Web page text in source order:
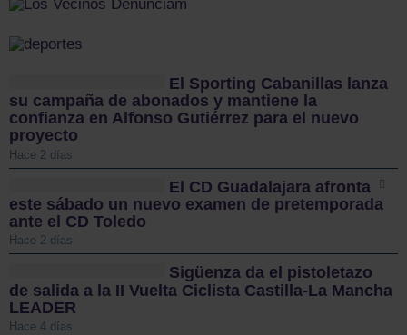
El Sporting Cabanillas lanza
su campaña de abonados y mantiene la
confianza en Alfonso Gutiérrez para el nuevo
proyecto
Hace 2 días
El CD Guadalajara afronta
este sábado un nuevo examen de pretemporada
ante el CD Toledo
Hace 2 días
Sigüenza da el pistoletazo
de salida a la II Vuelta Ciclista Castilla-La Mancha
LEADER
Hace 4 días